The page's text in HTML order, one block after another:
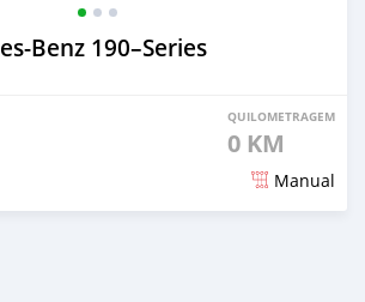
190–Series
QUILOMETRAGEM
0 KM
Manual